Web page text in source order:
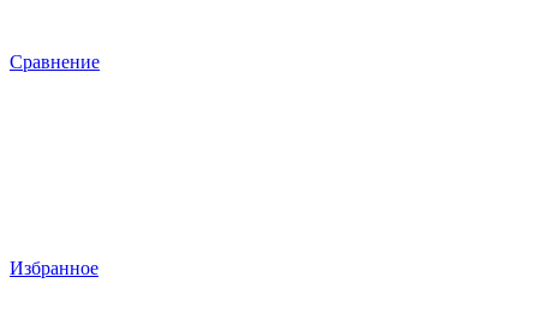
Сравнение
Избранное